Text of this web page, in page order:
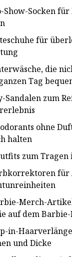
Show-Socken
für
die
Tag
Sandalen zum
ohne
halten
zum
Merch-
auf dem
in-
und Dicke